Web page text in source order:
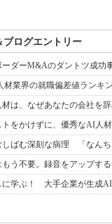
ブログエントリー
ーダーM&Aのダントツ成功
材業界の就職偏差値ランキ
は、なぜあなたの会社を
トをかけずに、優秀なAI人
しばむ深刻な病理 「なん
もう不要。録音をアップす
に学ぶ！ 大手企業が生成